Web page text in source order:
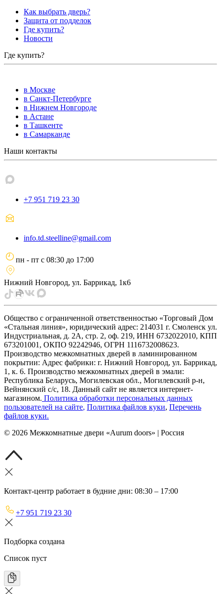
Как выбрать дверь?
Защита от подделок
Где купить?
Новости
Где купить?
в Москве
в Санкт-Петербурге
в Нижнем Новгороде
в Астане
в Ташкенте
в Самарканде
Наши контакты
+7 951 719 23 30
info.td.steelline@gmail.com
пн - пт с 08:30 до 17:00
Нижний Новгород, ул. Баррикад, 1к6
Общество с ограниченной ответственностью «Торговый Дом
«Стальная линия», юридический адрес: 214031 г. Смоленск ул.
Индустриальная, д. 2А, стр. 2, оф. 219, ИНН 6732022010, КПП
673201001, ОКПО 92242946, ОГРН 1116732008623.
Производство межкомнатных дверей в ламинированном
покрытии: Адрес фабрики: г. Нижний Новгород, ул. Баррикад,
1, к. 6. Производство межкомнатных дверей в эмали:
Республика Беларусь, Могилевская обл., Могилевский р-н,
Вейнянский с/с, 18. Данный сайт не является интернет-
магазином. Политика обработки персональных данных
пользователей на сайте, Политика файлов куки, Перечень
файлов куки.
© 2026 Межкомнатные двери «Aurum doors» | Россия
Контакт-центр работает в будние дни: 08:30 – 17:00
+7 951 719 23 30
Подборка создана
Список пуст